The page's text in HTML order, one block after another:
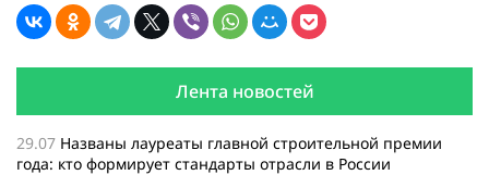
Лента новостей
29.07 Названы лауреаты главной строительной премии
года: кто формирует стандарты отрасли в России